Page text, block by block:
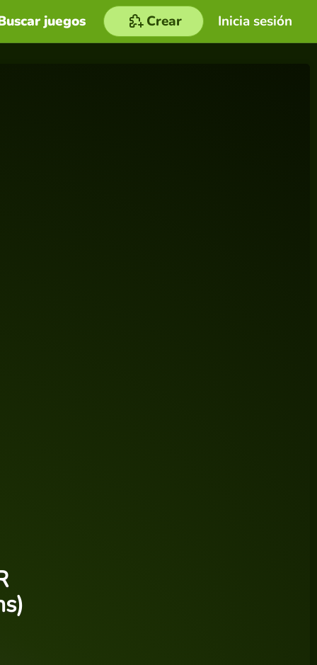
Inicia sesión
juegos Crear